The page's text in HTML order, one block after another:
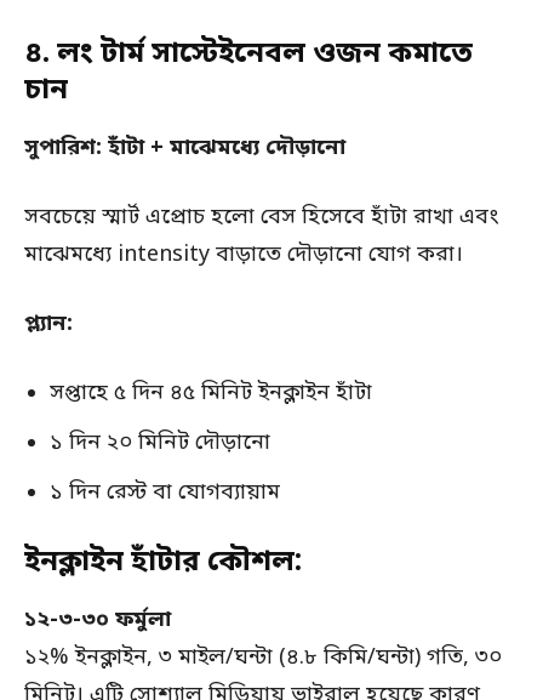
৪. লং টার্ম সাস্টেইনেবল ওজন কমাতে
চান
সুপারিশ: হাঁটা + মাঝেমধ্যে দৌড়ানো
সবচেয়ে স্মার্ট এপ্রোচ হলো বেস হিসেবে হাঁটা রাখা এবং
মাঝেমধ্যে intensity বাড়াতে দৌড়ানো যোগ করা।
প্ল্যান:
সপ্তাহে ৫ দিন ৪৫ মিনিট ইনক্লাইন হাঁটা
১ দিন ২০ মিনিট দৌড়ানো
১ দিন রেস্ট বা যোগব্যায়াম
ইনক্লাইন হাঁটার কৌশল:
১২-৩-৩০ ফর্মুলা
১২% ইনক্লাইন, ৩ মাইল/ঘন্টা (৪.৮ কিমি/ঘন্টা) গতি, ৩০